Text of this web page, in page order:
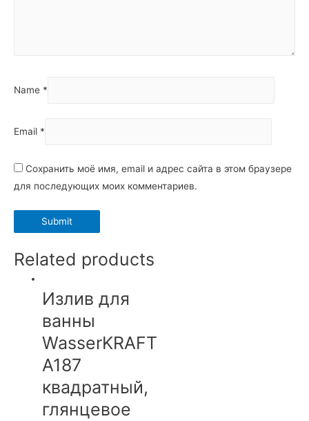
Name *
Email *
Сохранить моё имя, email и адрес сайта в этом браузере
для последующих моих комментариев.
Related products
Излив для
ванны
WasserKRAFT
A187
квадратный,
глянцевое